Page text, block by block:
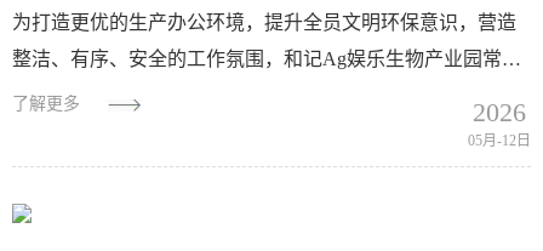
为打造更优的生产办公环境，提升全员文明环保意识，营造
整洁、有序、安全的工作氛围，和记Ag娱乐生物产业园常态
化开展"问题随手拍、垃圾随手捡"实践活动。全体员工积极
了解更多 2026
05月-12日